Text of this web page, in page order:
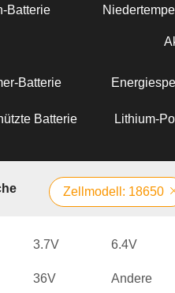
Batterie
Batterie
Batterie Lithium-
Zellmodell: 18650
3.7V 6.4V
36V Andere